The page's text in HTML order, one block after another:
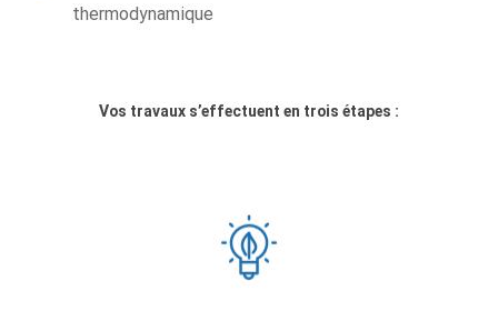
thermodynamique
Vos travaux s’effectuent en trois étapes :
L’audit permet de définir la classe
énergétique de votre maison et de